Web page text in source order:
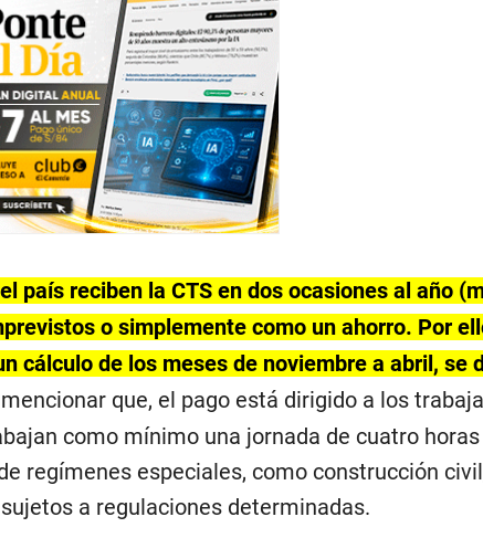
país reciben la CTS en dos ocasiones al año
o simplemente como un ahorro. Por
cálculo de los meses de noviembre a abril, se
que, el pago está dirigido a los
como mínimo una jornada de cuatro
regímenes especiales, como construcción
a regulaciones determinadas.